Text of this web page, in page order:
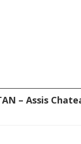
– Assis